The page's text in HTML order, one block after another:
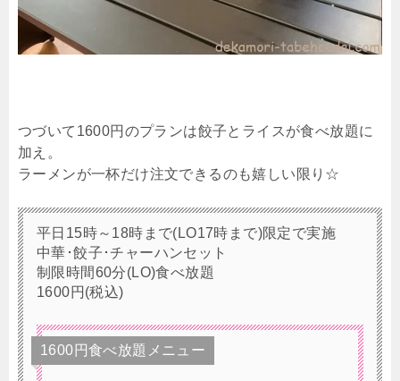
つづいて1600円のプランは餃子とライスが食べ放題に
加え。
ラーメンが一杯だけ注文できるのも嬉しい限り☆
平日15時～18時まで(LO17時まで)限定で実施
中華･餃子･チャーハンセット
制限時間60分(LO)食べ放題
1600円(税込)
1600円食べ放題メニュー